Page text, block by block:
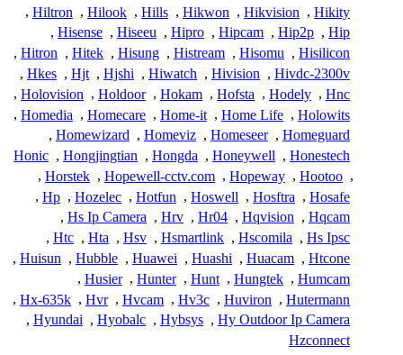
Hikity
,
Hikvision
,
Hikwon
,
Hills
,
Hilook
,
Hiltron
,
Hip
,
Hip2p
,
Hipcam
,
Hipro
,
Hiseeu
,
Hisense
,
Hisilicon
,
Hisomu
,
Histream
,
Hisung
,
Hitek
,
Hitron
,
Hivdc-2300v
,
Hivision
,
Hiwatch
,
Hjshi
,
Hjt
,
Hkes
,
Hnc
,
Hodely
,
Hofsta
,
Hokam
,
Holdoor
,
Holovision
,
Holowits
,
Home Life
,
Home-it
,
Homecare
,
Homedia
,
Homeguard
,
Homeseer
,
Homeviz
,
Homewizard
,
Honestech
,
Honeywell
,
Hongda
,
Hongjingtian
,
Honic
,
Hootoo
,
Hopeway
,
Hopewell-cctv.com
,
Horstek
,
Hosafe
,
Hosftra
,
Hoswell
,
Hotfun
,
Hozelec
,
Hp
,
Hqcam
,
Hqvision
,
Hr04
,
Hrv
,
Hs Ip Camera
,
Hs Ipsc
,
Hscomila
,
Hsmartlink
,
Hsv
,
Hta
,
Htc
,
Htcone
,
Huacam
,
Huashi
,
Huawei
,
Hubble
,
Huisun
,
Humcam
,
Hungtek
,
Hunt
,
Hunter
,
Husier
,
Hutermann
,
Huviron
,
Hv3c
,
Hvcam
,
Hvr
,
Hx-635k
,
Hy Outdoor Ip Camera
,
Hybsys
,
Hyobalc
,
Hyundai
,
Hzconnect